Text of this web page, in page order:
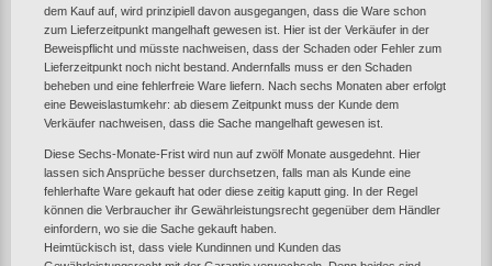
dem Kauf auf, wird prinzipiell davon ausgegangen, dass die Ware schon
zum Lieferzeitpunkt mangelhaft gewesen ist. Hier ist der Verkäufer in der
Beweispflicht und müsste nachweisen, dass der Schaden oder Fehler zum
Lieferzeitpunkt noch nicht bestand. Andernfalls muss er den Schaden
beheben und eine fehlerfreie Ware liefern. Nach sechs Monaten aber erfolgt
eine Beweislastumkehr: ab diesem Zeitpunkt muss der Kunde dem
Verkäufer nachweisen, dass die Sache mangelhaft gewesen ist.
Diese Sechs-Monate-Frist wird nun auf zwölf Monate ausgedehnt. Hier
lassen sich Ansprüche besser durchsetzen, falls man als Kunde eine
fehlerhafte Ware gekauft hat oder diese zeitig kaputt ging. In der Regel
können die Verbraucher ihr Gewährleistungsrecht gegenüber dem Händler
einfordern, wo sie die Sache gekauft haben.
Heimtückisch ist, dass viele Kundinnen und Kunden das